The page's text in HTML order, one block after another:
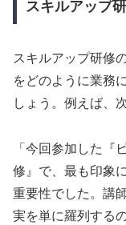
スキルアップ
スキルアップ研修
をどのように業務
しょう。例えば、
「今回参加した『
修』で、最も印象
重要性でした。講
実を単に羅列する